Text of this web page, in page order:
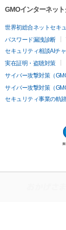
GMOインターネッ
世界初総合ネットセキ
パスワード漏洩診断
セキュリティ相談AIチ
実在証明・盗聴対策
サイバー攻撃対策（
サイバー攻撃対策（
セキュリティ事業の軌